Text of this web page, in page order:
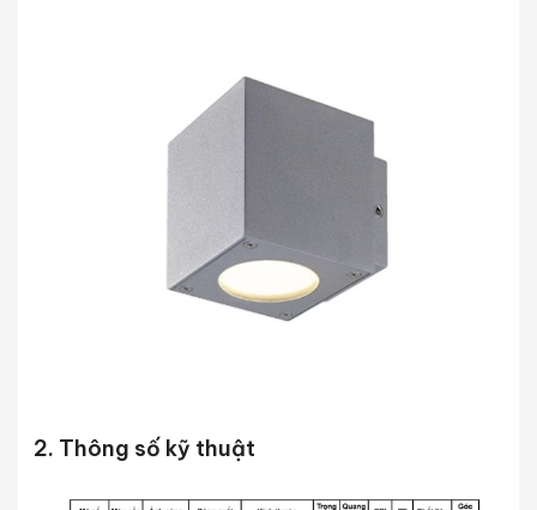
2. Thông số kỹ thuật